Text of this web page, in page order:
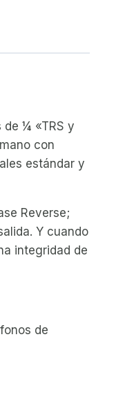
de ¼ «TRS y
con
estándar y
Reverse;
Y cuando
integridad de
de